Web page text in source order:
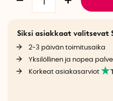
Siksi asiakkaat valitsevat
2-3 päivän toimitusaika
Yksilöllinen ja nopea
Korkeat asiakasarviot